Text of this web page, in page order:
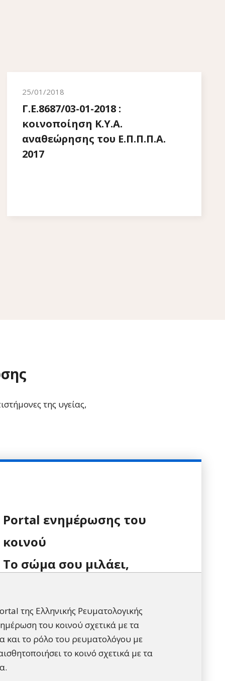
25/01/2018
Γ.Ε.8687/03-01-2018 :
κοινοποίηση Κ.Υ.Α.
αναθεώρησης του Ε.Π.Π.Π.Α.
2017
της υγείας,
Portal ενημέρωσης του
κοινού
Tο σώμα σου μιλάει,
της Ελληνικής Ρευματολογικής
του κοινού σχετικά με τα
και το ρόλο του ρευματολόγου με
το κοινό σχετικά με τα